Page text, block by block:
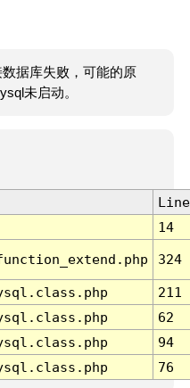
据库失败，可能的原
未启动。
Line
14
324
211
62
94
76